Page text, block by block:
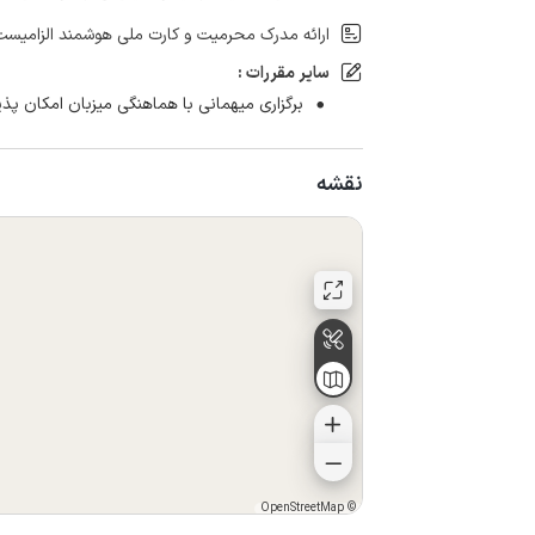
ارائه مدرک محرمیت و کارت ملی هوشمند
سایر مقررات :
برگزاری میهمانی با هماهنگی میزبان امکان
نقشه
©
OpenStreetMap